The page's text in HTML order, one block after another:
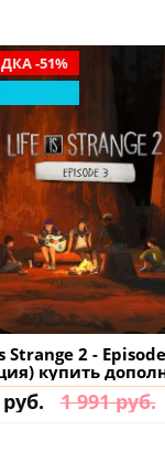
-51%
Strange 2 -
купить
на аккаунт
1 991 руб.